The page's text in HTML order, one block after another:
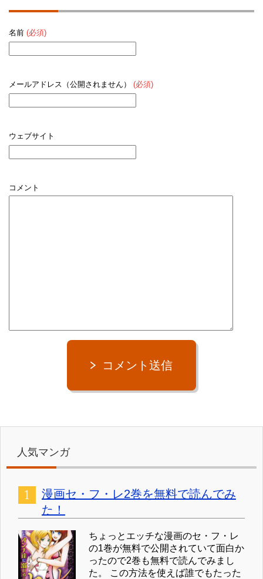
名前 (必須)
メールアドレス（公開されません） (必須)
ウェブサイト
コメント
コメント送信
人気マンガ
漫画セ・フ・レ2巻を無料で読んでみ
た！
ちょっとエッチな漫画のセ・フ・レ
の1巻が無料で公開されていて面白か
ったので2巻も無料で読んでみまし
た。 この方法を使えば誰でもたった